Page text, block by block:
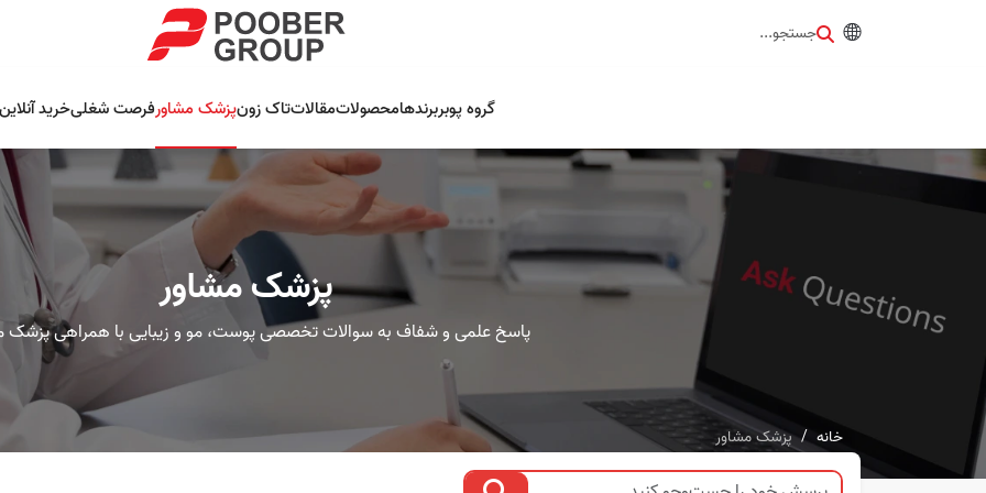
جستجو...
گروه پوبربرندهامحصولاتمقالاتتاک زونپزشک مشاورفرصت شغلیخرید
پزشک مشاور
پاسخ علمی و شفاف به سوالات تخصصی پوست، مو و زیبایی با همراهی پزشک
خانه پزشک مشاور